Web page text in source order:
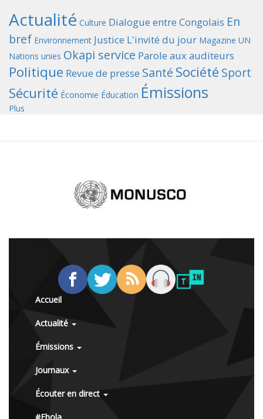
Actualité Culture Dialogue entre Congolais En
bref Environnement Justice L'invité du jour Magazine UN
Nations unies Okapi service Parole aux auditeurs
Politique Revue de presse Santé Société Sport
Sécurité Économie Éducation Émissions
Plus
Accueil
Actualité
Émissions
Journaux
Écouter en direct